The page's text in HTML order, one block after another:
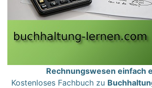
Rechnungswesen einfach
Kostenloses Fachbuch zu